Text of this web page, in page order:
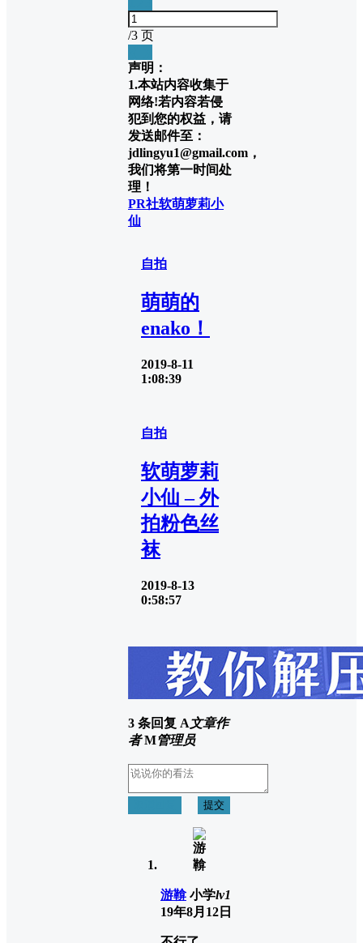
/3 页
声明：
1.本站内容收集于
网络!若内容若侵
犯到您的权益，请
发送邮件至：
jdlingyu1@gmail.com，
我们将第一时间处
理！
PR社软萌萝莉小
仙
自拍
萌萌的
enako！
2019-8-11
1:08:39
自拍
软萌萝莉
小仙 – 外
拍粉色丝
袜
2019-8-13
0:58:57
3 条回复 A文章作
者 M管理员
提交
游鞥 小学lv1
19年8月12日